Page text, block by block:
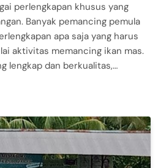
perlengkapan khusus yang
Banyak pemancing pemula
apa saja yang harus
aktivitas memancing ikan mas.
lengkap dan berkualitas,…